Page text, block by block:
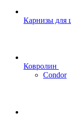
Карнизы для
Ковролин
Condor